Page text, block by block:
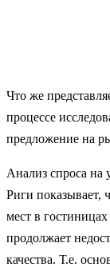
Что же
процессе
предложение на
Анализ спроса на
Риги показывает,
мест в
продолжает
качества. Т.е.